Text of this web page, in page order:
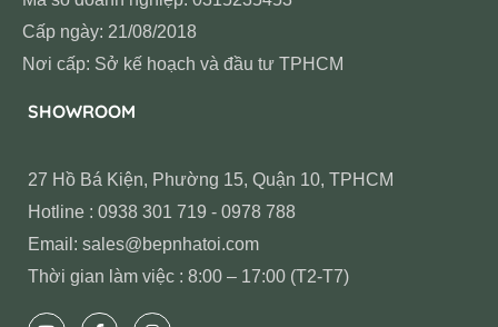
Cấp ngày: 21/08/2018
Nơi cấp: Sở kế hoạch và đầu tư TPHCM
SHOWROOM
27 Hồ Bá Kiện, Phường 15, Quận 10, TPHCM
Hotline : 0938 301 719 - 0978 788
Email: sales@bepnhatoi.com
Thời gian làm việc : 8:00 – 17:00 (T2-T7)